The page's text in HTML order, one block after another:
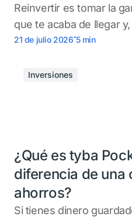
Reinvertir es tomar la
que te acaba de llegar
21 de julio 2026.5 min
Inversiones
¿Qué es tyba
diferencia de una
ahorros?
Si tienes dinero